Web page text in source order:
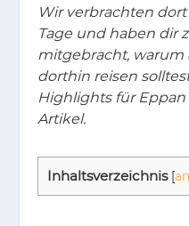
Wir verbrachten
Tage und haben dir
mitgebracht,
dorthin reisen
Highlights für
Artikel.
In­halts­ver­zeich­nis [